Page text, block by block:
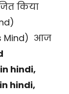
किया
Mind) आज
hindi,
hindi,